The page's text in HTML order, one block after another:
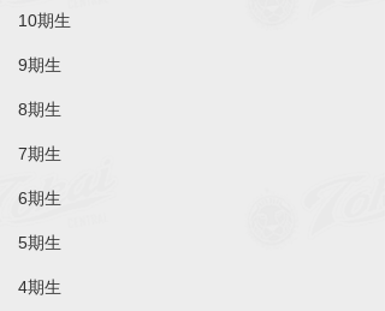
10期生
9期生
8期生
7期生
6期生
5期生
4期生